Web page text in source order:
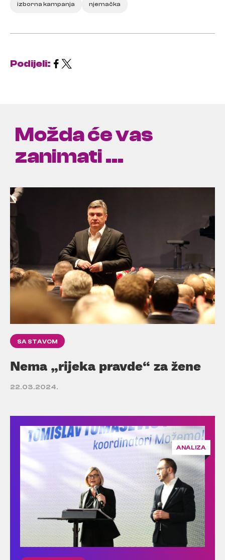
izborna kampanja njemačka
Podijeli:
Možda će vas
zanimati ...
SA STAVOM
Nema „rijeka pravde“ za žene
22.03.2024.
ANALIZA